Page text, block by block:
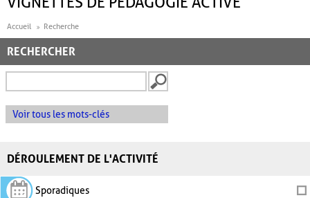
Accueil Recherche
RECHERCHER
Voir tous les mots-clés
DÉROULEMENT DE L'ACTIVITÉ
Sporadiques